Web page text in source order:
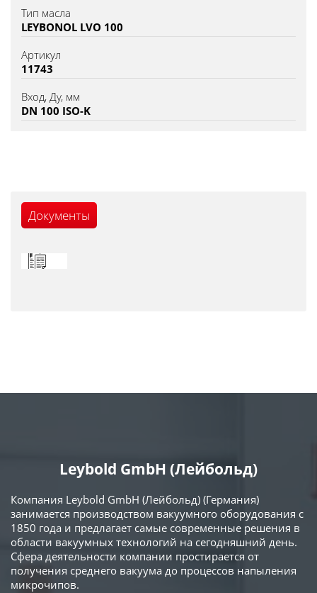
Тип масла
LEYBONOL LVO 100
Артикул
11743
Вход, Ду, мм
DN 100 ISO-K
Документы
Leybold GmbH (Лейбольд)
Компания Leybold GmbH (Лейбольд) (Германия)
занимается производством вакуумного оборудования с
1850 года и предлагает самые современные решения в
области вакуумных технологий на сегодняшний день.
Сфера деятельности компании простирается от
получения среднего вакуума до процессов напыления
микрочипов.